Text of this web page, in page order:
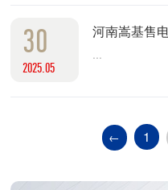
30
2025.05
...
← 1